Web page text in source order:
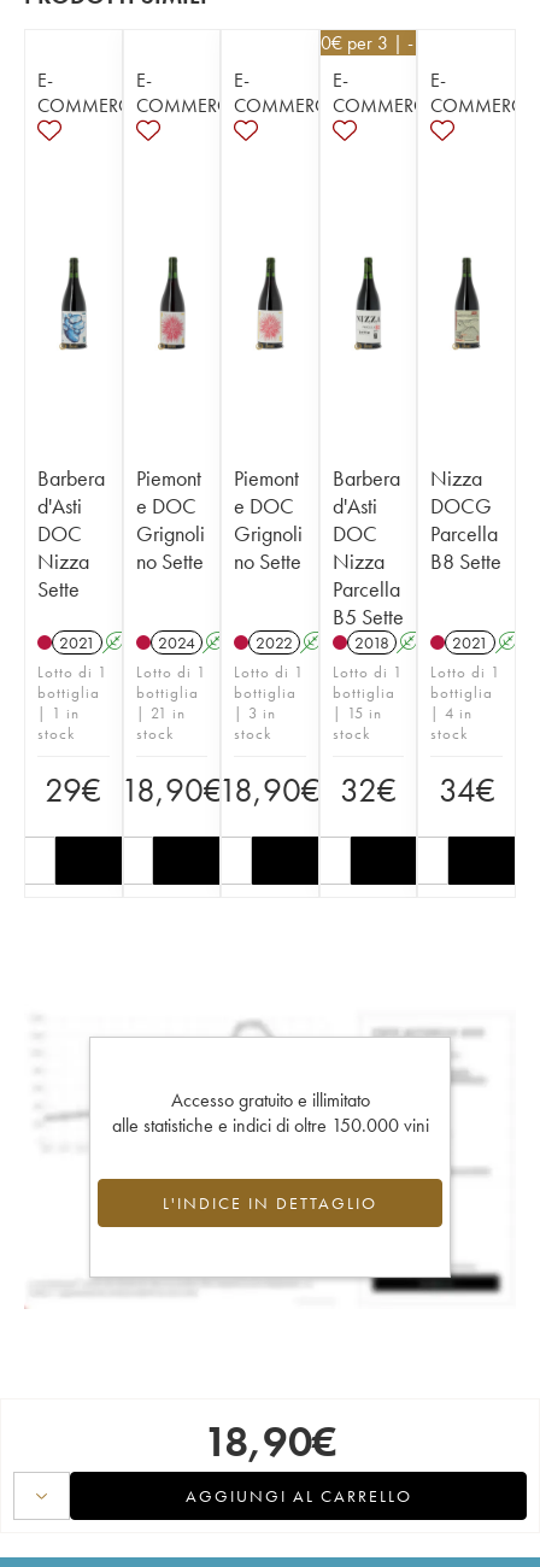
E-
COMMERCE
Barbera
d'Asti
DOC
Nizza
Sette
2021 A
Lotto di 1
bottiglia
| 1 in
stock
29€
E-
COMMERCE
Piemont
e DOC
Grignoli
no Sette
2024 A
Lotto di 1
bottiglia
| 21 in
stock
18,90€
E-
COMMERCE
Piemont
e DOC
Grignoli
no Sette
2022 A
Lotto di 1
bottiglia
| 3 in
stock
18,90€
28,80€ per 3 | - 10%
E-
COMMERCE
Barbera
d'Asti
DOC
Nizza
Parcella
B5 Sette
2018 A
Lotto di 1
bottiglia
| 15 in
stock
32€
E-
COMMERCE
Nizza
DOCG
Parcella
B8 Sette
2021 A
Lotto di 1
bottiglia
| 4 in
stock
34€
Accesso gratuito e illimitato
alle statistiche e indici di oltre 150.000 vini
L'INDICE IN DETTAGLIO
18,90€
AGGIUNGI AL CARRELLO